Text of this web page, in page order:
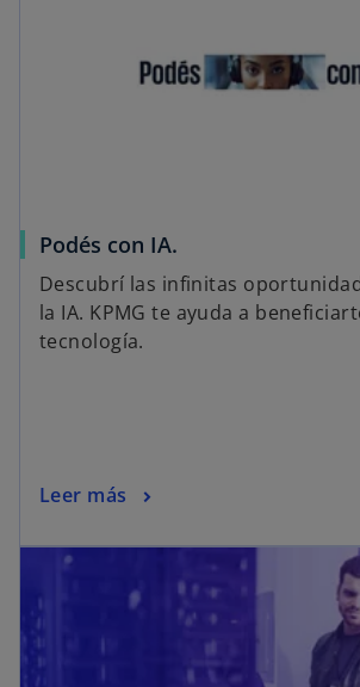
Podés con IA.
Descubrí las infinitas
la IA. KPMG te ayuda a
tecnología.
Leer más